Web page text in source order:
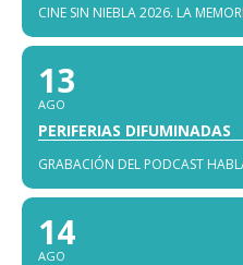
CINE SIN NIEBLA 2026. LA
13
AGO
PERIFERIAS DIFUMINADAS
GRABACIÓN DEL PODCAST
14
AGO